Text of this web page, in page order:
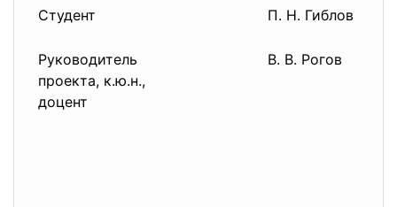
Студент
П. Н. Гиблов
Руководитель
проекта, к.ю.н.,
доцент
В. В. Рогов